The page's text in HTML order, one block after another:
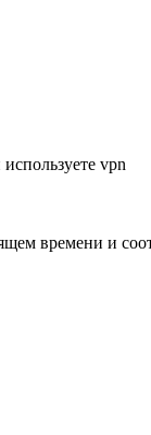
vpn
времени и